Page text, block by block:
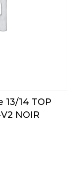
14 TOP
NOIR